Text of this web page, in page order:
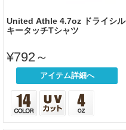
United Athle 4.7oz ドライシル
キータッチTシャツ
¥792～
アイテム詳細へ